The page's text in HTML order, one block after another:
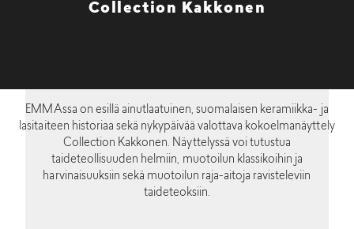
Collection Kakkonen
EMMAssa on esillä ainutlaatuinen, suomalaisen keramiikka- ja
lasitaiteen historiaa sekä nykypäivää valottava kokoelmanäyttely
Collection Kakkonen. Näyttelyssä voi tutustua
taideteollisuuden helmiin, muotoilun klassikoihin ja
harvinaisuuksiin sekä muotoilun raja-aitoja ravisteleviin
taideteoksiin.